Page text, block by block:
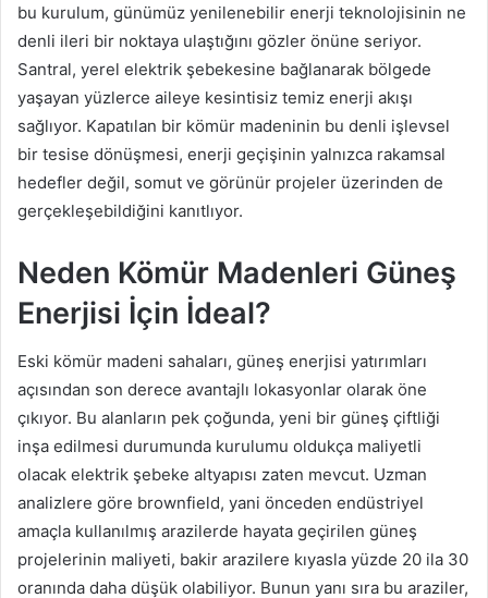
bu kurulum, günümüz yenilenebilir enerji teknolojisinin ne
denli ileri bir noktaya ulaştığını gözler önüne seriyor.
Santral, yerel elektrik şebekesine bağlanarak bölgede
yaşayan yüzlerce aileye kesintisiz temiz enerji akışı
sağlıyor. Kapatılan bir kömür madeninin bu denli işlevsel
bir tesise dönüşmesi, enerji geçişinin yalnızca rakamsal
hedefler değil, somut ve görünür projeler üzerinden de
gerçekleşebildiğini kanıtlıyor.
Neden Kömür Madenleri Güneş
Enerjisi İçin İdeal?
Eski kömür madeni sahaları, güneş enerjisi yatırımları
açısından son derece avantajlı lokasyonlar olarak öne
çıkıyor. Bu alanların pek çoğunda, yeni bir güneş çiftliği
inşa edilmesi durumunda kurulumu oldukça maliyetli
olacak elektrik şebeke altyapısı zaten mevcut. Uzman
analizlere göre brownfield, yani önceden endüstriyel
amaçla kullanılmış arazilerde hayata geçirilen güneş
projelerinin maliyeti, bakir arazilere kıyasla yüzde 20 ila 30
oranında daha düşük olabiliyor. Bunun yanı sıra bu araziler,